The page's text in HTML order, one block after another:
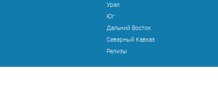
Урал
Юг
Дальний Восток
Северный Кавказ
Релизы